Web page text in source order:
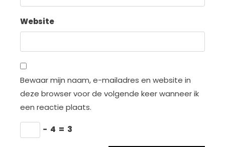
Website
Bewaar mijn naam, e-mailadres en website in
deze browser voor de volgende keer wanneer ik
een reactie plaats.
− 4 = 3